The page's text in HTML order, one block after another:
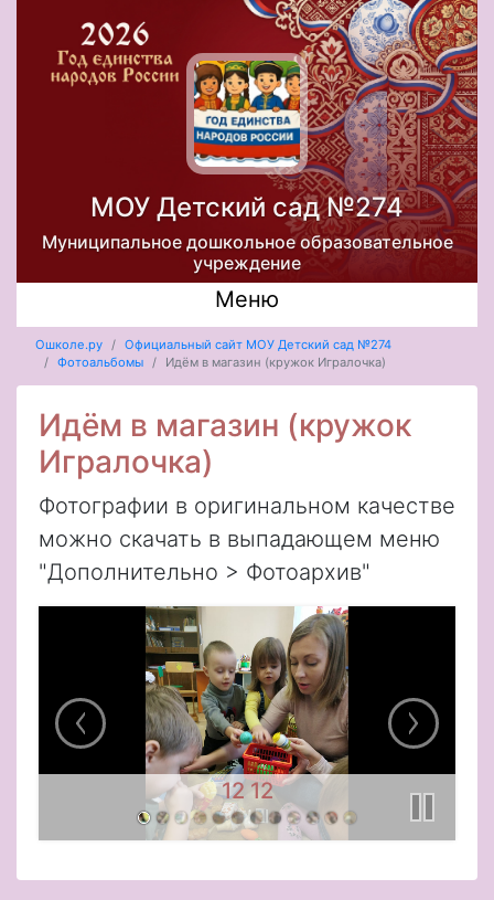
МОУ Детский сад №274
Муниципальное дошкольное образовательное
учреждение
Меню
Ошколе.ру
Официальный сайт МОУ Детский сад №274
Фотоальбомы
Идём в магазин (кружок Игралочка)
Идём в магазин (кружок
Игралочка)
Фотографии в оригинальном качестве
можно скачать в выпадающем меню
"Дополнительно > Фотоархив"
12 12